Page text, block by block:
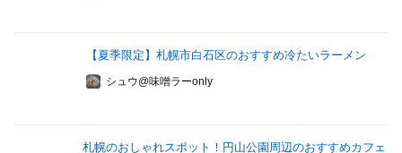
【夏季限定】札幌市白石区のおすすめ冷たいラーメン
シュウ@味噌ラーonly
札幌のおしゃれスポット！円山公園周辺のおすすめカフェ